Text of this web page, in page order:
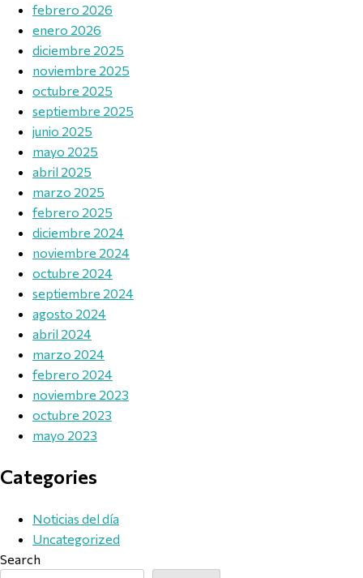
febrero 2026
enero 2026
diciembre 2025
noviembre 2025
octubre 2025
septiembre 2025
junio 2025
mayo 2025
abril 2025
marzo 2025
febrero 2025
diciembre 2024
noviembre 2024
octubre 2024
septiembre 2024
agosto 2024
abril 2024
marzo 2024
febrero 2024
noviembre 2023
octubre 2023
mayo 2023
Categories
Noticias del día
Uncategorized
Search